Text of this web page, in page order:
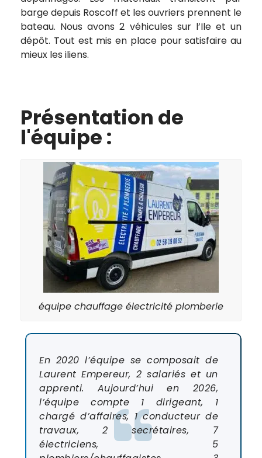
barge depuis Roscoff et les ouvriers prennent le
bateau. Nous avons 2 véhicules sur l’Ile et un
dépôt. Tout est mis en place pour satisfaire au
mieux les iliens.
Présentation de
l'équipe :
équipe chauffage électricité plomberie
En 2020 l’équipe se composait de
Laurent Empereur, 2 salariés et un
apprenti. Aujourd’hui en 2026,
l’équipe compte 1 dirigeant, 1
chargé d’affaires, 1 conducteur de
travaux, 2 secrétaires, 7
électriciens, 5